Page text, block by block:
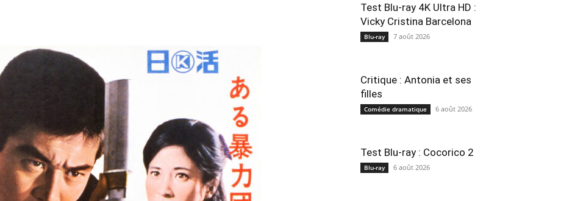
Test Blu-ray 4K Ultra HD :
Vicky Cristina Barcelona
Blu-ray 7 août 2026
Critique : Antonia et ses
filles
Comédie dramatique 6 août 2026
Test Blu-ray : Cocorico 2
Blu-ray 6 août 2026